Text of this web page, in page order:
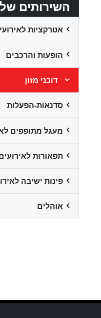
השירותים
אטרקציות
הופעות והרכבים
דוכני מזון
סדנאות-הפעלות
מעגל מתופפים
תפאורות
פינות ישיבה
אוהלים